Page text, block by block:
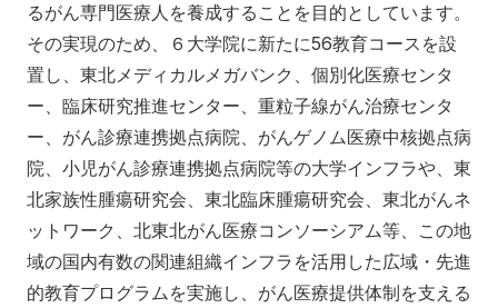
るがん専門医療人を養成することを目的としています。
その実現のため、６大学院に新たに56教育コースを設
置し、東北メディカルメガバンク、個別化医療センタ
ー、臨床研究推進センター、重粒子線がん治療センタ
ー、がん診療連携拠点病院、がんゲノム医療中核拠点病
院、小児がん診療連携拠点病院等の大学インフラや、東
北家族性腫瘍研究会、東北臨床腫瘍研究会、東北がんネ
ットワーク、北東北がん医療コンソーシアム等、この地
域の国内有数の関連組織インフラを活用した広域・先進
的教育プログラムを実施し、がん医療提供体制を支える